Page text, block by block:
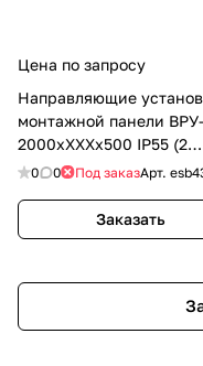
Цена по запросу
Направляющие
монтажной панели
2000хХХХх500 IP55 (2
шт.компл) ESB
0 0 Под заказАрт.
Заказать